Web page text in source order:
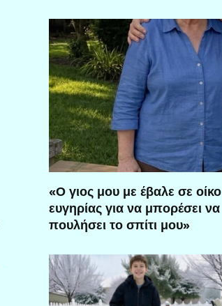
«Ο γιος μου με έβαλε σε οίκο
ευγηρίας για να μπορέσει να
πουλήσει το σπίτι μου»